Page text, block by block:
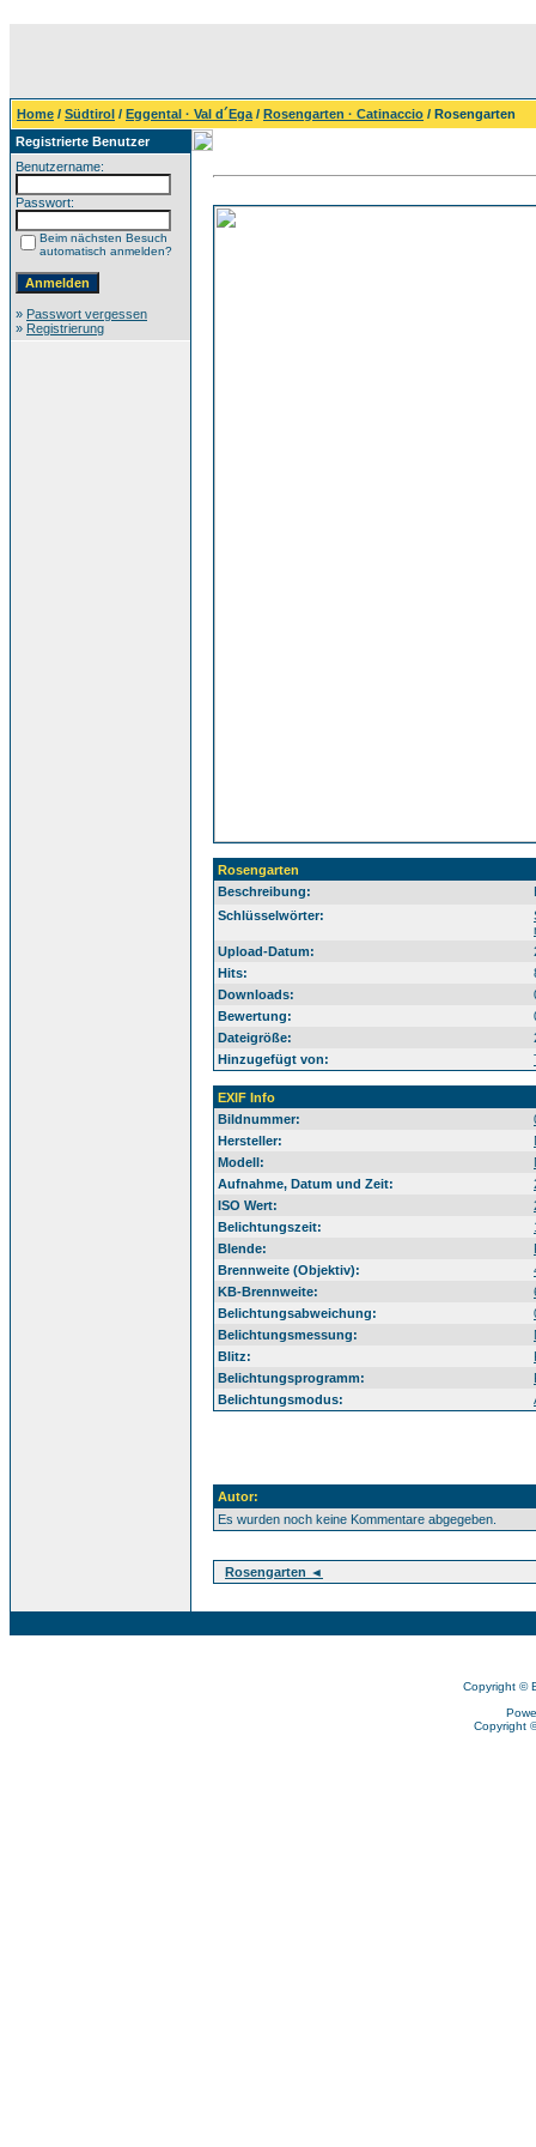
Home / Südtirol / Eggental · Val d´Ega / Rosengarten · Catinaccio / Rosengarten
Registrierte Benutzer
Benutzername:
Passwort:
Beim nächsten Besuch
automatisch anmelden?
» Passwort vergessen
» Registrierung
Rosengarten
Beschreibung:
Schlüsselwörter:
Upload-Datum:
Hits:
Downloads:
Bewertung:
Dateigröße:
Hinzugefügt von:
EXIF Info
Bildnummer:
Hersteller:
Modell:
Aufnahme, Datum und Zeit:
ISO Wert:
Belichtungszeit:
Blende:
Brennweite (Objektiv):
KB-Brennweite:
Belichtungsabweichung:
Belichtungsmessung:
Blitz:
Belichtungsprogramm:
Belichtungsmodus:
Autor:
Es wurden noch keine Kommentare abgegeben.
Rosengarten ◄
Copyright ©
Copyright